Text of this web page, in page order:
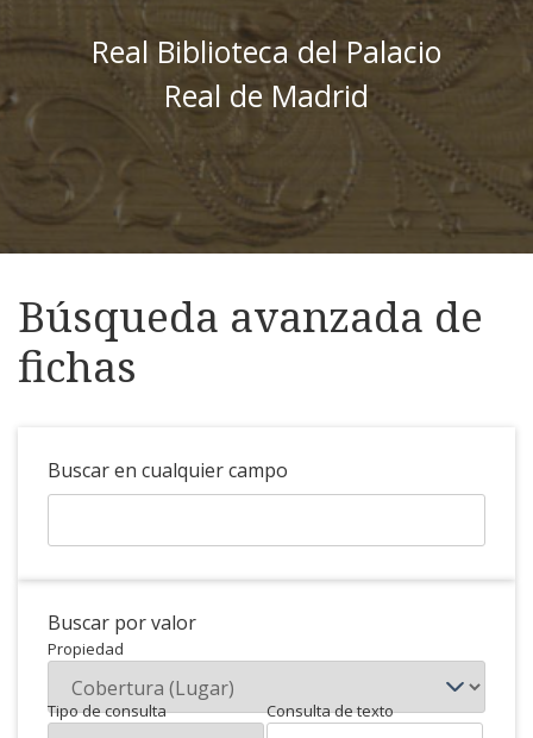
Real Biblioteca del Palacio
Real de Madrid
Búsqueda avanzada de
fichas
Buscar en cualquier campo
Buscar por valor
Propiedad
Tipo de consulta Consulta de texto